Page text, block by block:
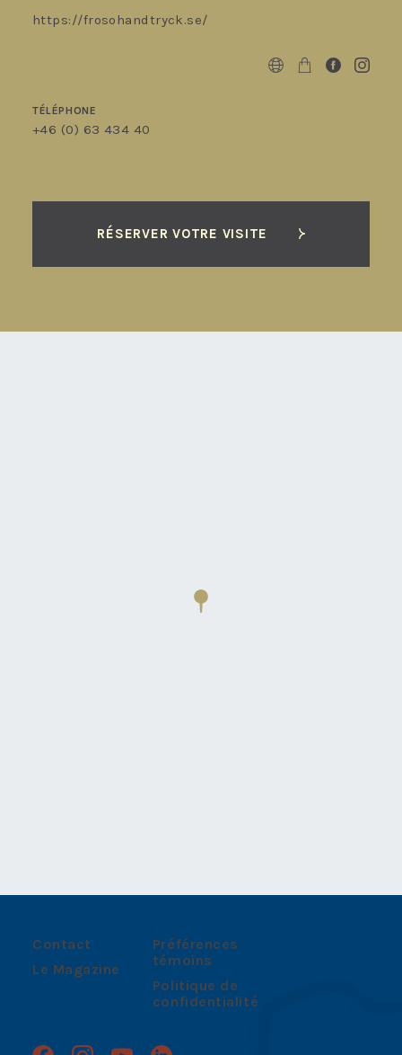
https://frosohandtryck.se/
TÉLÉPHONE
+46 (0) 63 434 40
RÉSERVER VOTRE VISITE
Contact
Le Magazine
Préférences
témoins
Politique de
confidentialité